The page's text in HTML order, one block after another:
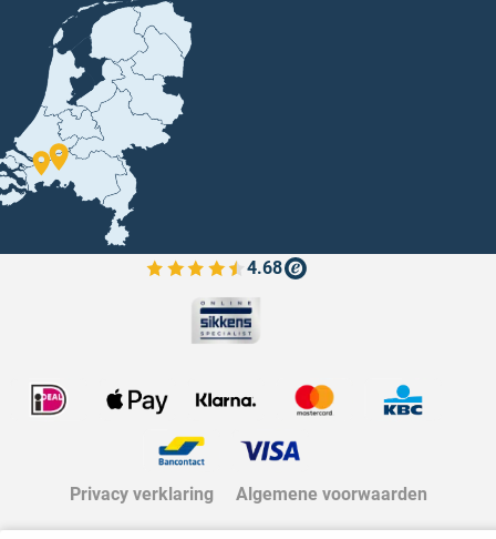
4.68
Bekijk de verfplaza beoordelingen
Privacy verklaring Algemene voorwaarden